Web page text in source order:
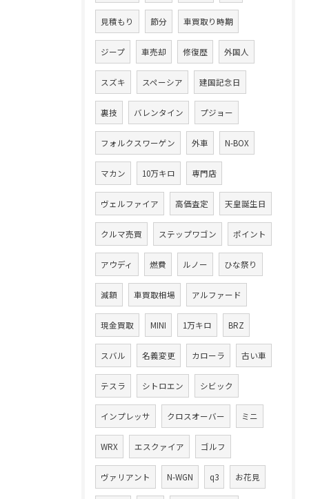
見積もり 節分 車買取り時期
ジープ 車売却 修復歴 外国人
スズキ スペーシア 建国記念日
裏技 バレンタイン プジョー
フォルクスワーゲン 外車 N-BOX
マカン 10万キロ 専門店
ヴェルファイア 高価査定 天皇誕生日
クルマ売買 ステップワゴン ポイント
アウディ 燃費 ルノー ひな祭り
減額 車買取相場 アルファード
現金買取 MINI 1万キロ BRZ
スバル 名義変更 カローラ 古い車
テスラ シトロエン シビック
インプレッサ クロスオーバー ミニ
WRX エスクァイア ゴルフ
ヴァリアント N-WGN q3 お花見